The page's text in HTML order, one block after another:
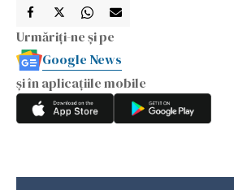
Urmăriți-ne și pe
Google News
și în aplicațiile mobile